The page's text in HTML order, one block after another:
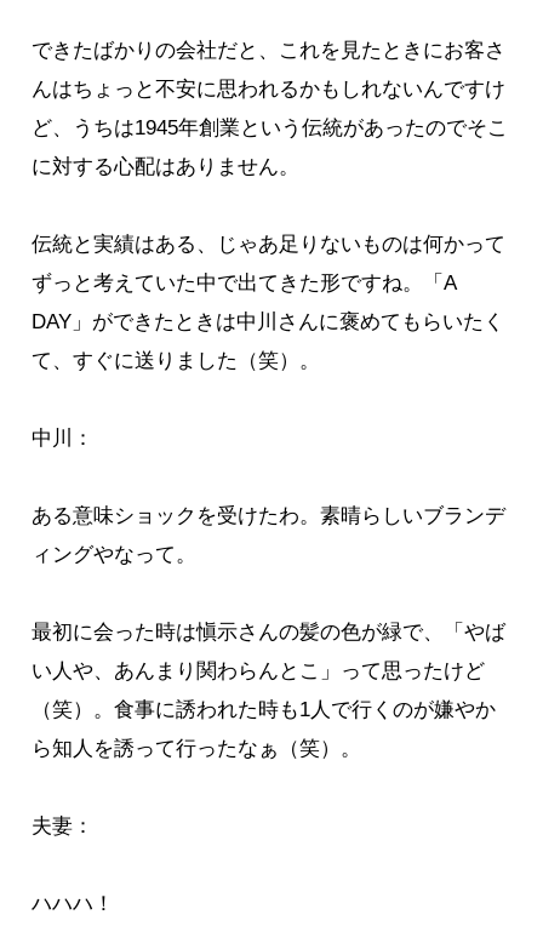
できたばかりの会社だと、これを見たときにお客さ
んはちょっと不安に思われるかもしれないんですけ
ど、うちは1945年創業という伝統があったのでそこ
に対する心配はありません。
伝統と実績はある、じゃあ足りないものは何かって
ずっと考えていた中で出てきた形ですね。「A
DAY」ができたときは中川さんに褒めてもらいたく
て、すぐに送りました（笑）。
中川：
ある意味ショックを受けたわ。素晴らしいブランデ
ィングやなって。
最初に会った時は愼示さんの髪の色が緑で、「やば
い人や、あんまり関わらんとこ」って思ったけど
（笑）。食事に誘われた時も1人で行くのが嫌やか
ら知人を誘って行ったなぁ（笑）。
夫妻：
ハハハ！